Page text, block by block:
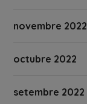
novembre 2022
octubre 2022
setembre 2022